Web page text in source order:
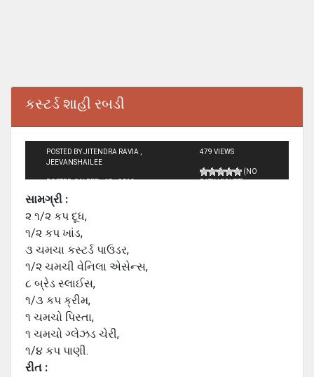
કસ્‍ટર્ડ શાહી રબડી
POSTED BY JITENDRA RAVIA ,
JEEVANSHAILEE
POSTED ON FEB - 18 - 2012
479 VIEWS
(NO
RATINGS YET)
સામગ્રી :
૨ ૧/૨ કપ દૂધ,
૧/૨ કપ ખાંડ,
૩ ચમચા કસ્‍ટર્ડ પાઉડર,
૧/૨ ચમચી વેનિલા એસેન્‍સ,
૮ બ્રેડ સ્‍લાઈસ,
૧/૩ કપ ક્રીમ,
૧ ચમચો પિસ્‍તા,
૧ ચમચો ગ્‍લેઝડ ચેરી,
૧/૪ કપ પાણી.
રીત :